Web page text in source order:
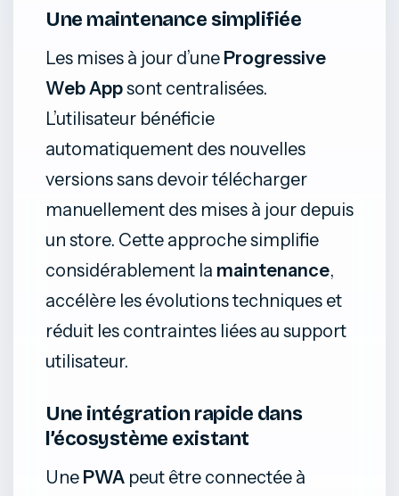
Une maintenance simplifiée
Les mises à jour d’une Progressive
Web Appsont centralisées.
L’utilisateur bénéficie
automatiquement des nouvelles
versions sans devoir télécharger
manuellement des mises à jour depuis
un store. Cette approche simplifie
considérablement la maintenance,
accélère les évolutions techniques et
réduit les contraintes liées au support
utilisateur.
Une intégration rapide dans
l’écosystème existant
Une PWA peut être connectée à